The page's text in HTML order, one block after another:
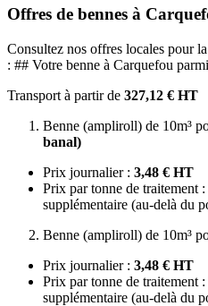
Offres de bennes à
Consultez nos offres locales pour
: ## Votre benne à Carquefou
Transport à partir de 327,12 € HT
Benne (ampliroll) de 10m³
banal)
Prix journalier : 3,48 € HT
Prix par tonne de traitement :
supplémentaire (au-delà du
Benne (ampliroll) de 10m³
Prix journalier : 3,48 € HT
Prix par tonne de traitement :
supplémentaire (au-delà du